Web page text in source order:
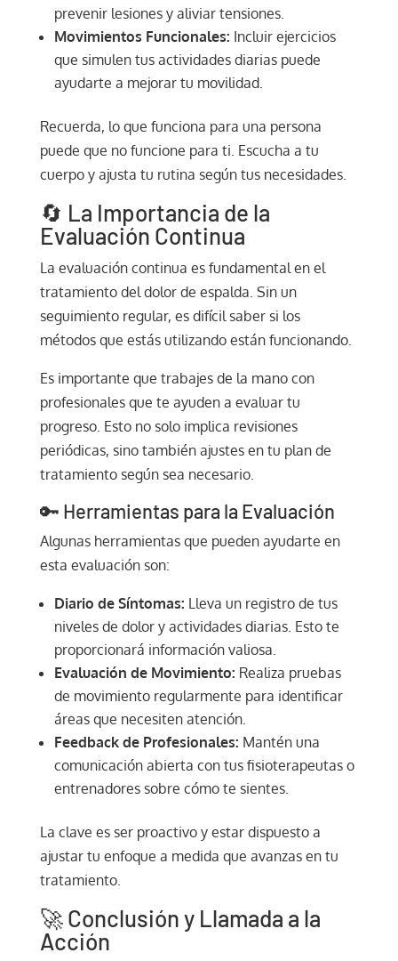
prevenir lesiones y aliviar tensiones.
Movimientos Funcionales: Incluir ejercicios
que simulen tus actividades diarias puede
ayudarte a mejorar tu movilidad.
Recuerda, lo que funciona para una persona
puede que no funcione para ti. Escucha a tu
cuerpo y ajusta tu rutina según tus necesidades.
🔄 La Importancia de la
Evaluación Continua
La evaluación continua es fundamental en el
tratamiento del dolor de espalda. Sin un
seguimiento regular, es difícil saber si los
métodos que estás utilizando están funcionando.
Es importante que trabajes de la mano con
profesionales que te ayuden a evaluar tu
progreso. Esto no solo implica revisiones
periódicas, sino también ajustes en tu plan de
tratamiento según sea necesario.
🔑 Herramientas para la Evaluación
Algunas herramientas que pueden ayudarte en
esta evaluación son:
Diario de Síntomas: Lleva un registro de tus
niveles de dolor y actividades diarias. Esto te
proporcionará información valiosa.
Evaluación de Movimiento: Realiza pruebas
de movimiento regularmente para identificar
áreas que necesiten atención.
Feedback de Profesionales: Mantén una
comunicación abierta con tus fisioterapeutas o
entrenadores sobre cómo te sientes.
La clave es ser proactivo y estar dispuesto a
ajustar tu enfoque a medida que avanzas en tu
tratamiento.
🚀 Conclusión y Llamada a la
Acción